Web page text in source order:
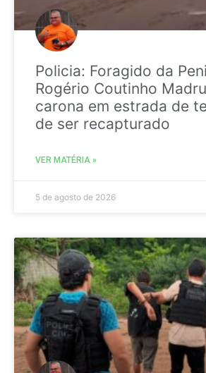
Policia: Foragido da
Rogério Coutinho
carona em estrada de
de ser recapturado
VER MATÉRIA »
5 de agosto de 2026